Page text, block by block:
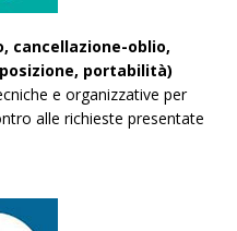
cancellazione-oblio,
portabilità)
e organizzative per
alle richieste presentate